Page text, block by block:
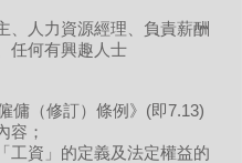
、人力資源經理、負責薪酬
任何有興趣人士
傭（修訂）條例》(即7.13)
容；
工資」的定義及法定權益的